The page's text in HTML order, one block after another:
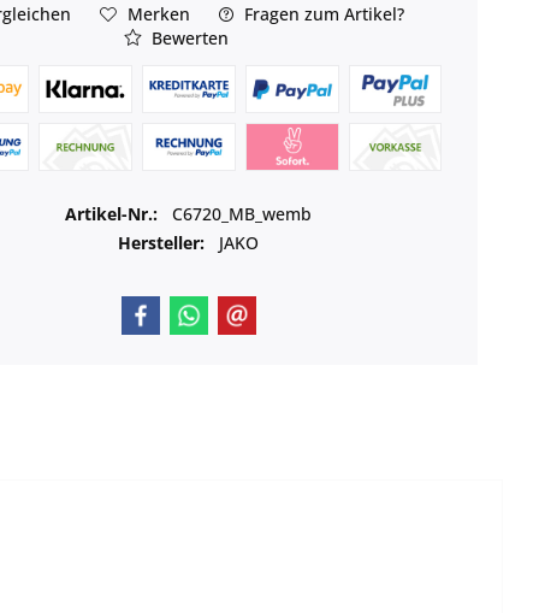
Merken
Fragen zum Artikel?
Bewerten
Artikel-Nr.:
C6720_MB_wemb
Hersteller:
JAKO